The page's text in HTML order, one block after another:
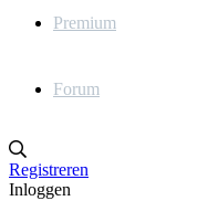
Premium
Forum
Registreren
Inloggen